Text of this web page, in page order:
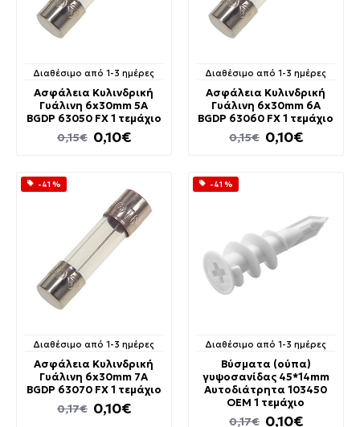
Διαθέσιμο από 1-3 ημέρες
Ασφάλεια Κυλινδρική
Γυάλινη 6x30mm 5A
BGDP 63050 FX 1 τεμάχιο
0,10€
0,15€
Διαθέσιμο από 1-3 ημέρες
Ασφάλεια Κυλινδρική
Γυάλινη 6x30mm 6A
BGDP 63060 FX 1 τεμάχιο
0,10€
0,15€
-41 %
Διαθέσιμο από 1-3 ημέρες
Ασφάλεια Κυλινδρική
Γυάλινη 6x30mm 7A
BGDP 63070 FX 1 τεμάχιο
0,10€
0,17€
-41 %
Διαθέσιμο από 1-3 ημέρες
Βύσματα (ούπα)
γυψοσανίδας 45*14mm
Αυτοδιάτρητα 103450
OEM 1 τεμάχιο
0,10€
0,17€